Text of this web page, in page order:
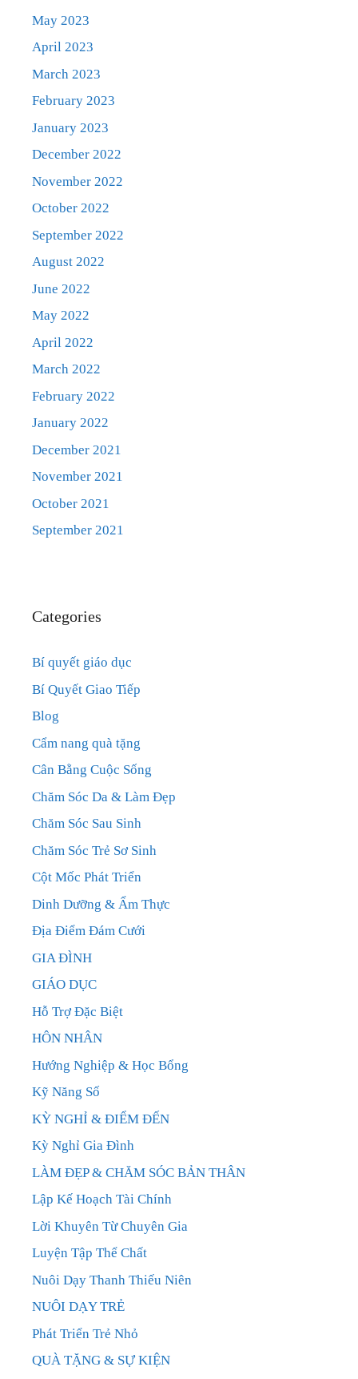
May 2023
April 2023
March 2023
February 2023
January 2023
December 2022
November 2022
October 2022
September 2022
August 2022
June 2022
May 2022
April 2022
March 2022
February 2022
January 2022
December 2021
November 2021
October 2021
September 2021
Categories
Bí quyết giáo dục
Bí Quyết Giao Tiếp
Blog
Cẩm nang quà tặng
Cân Bằng Cuộc Sống
Chăm Sóc Da & Làm Đẹp
Chăm Sóc Sau Sinh
Chăm Sóc Trẻ Sơ Sinh
Cột Mốc Phát Triển
Dinh Dưỡng & Ẩm Thực
Địa Điểm Đám Cưới
GIA ĐÌNH
GIÁO DỤC
Hỗ Trợ Đặc Biệt
HÔN NHÂN
Hướng Nghiệp & Học Bổng
Kỹ Năng Số
KỲ NGHỈ & ĐIỂM ĐẾN
Kỳ Nghỉ Gia Đình
LÀM ĐẸP & CHĂM SÓC BẢN THÂN
Lập Kế Hoạch Tài Chính
Lời Khuyên Từ Chuyên Gia
Luyện Tập Thể Chất
Nuôi Dạy Thanh Thiếu Niên
NUÔI DẠY TRẺ
Phát Triển Trẻ Nhỏ
QUÀ TẶNG & SỰ KIỆN